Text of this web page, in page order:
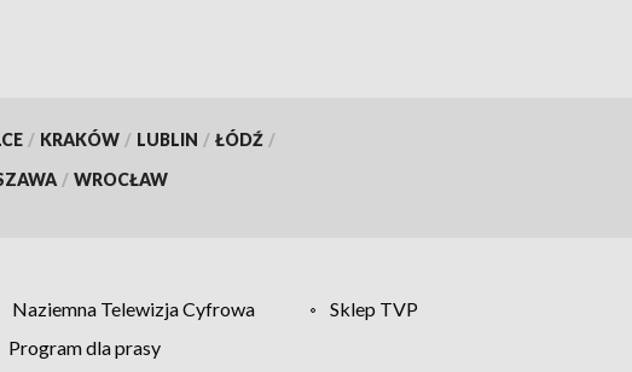
/ KRAKÓW / LUBLIN / ŁÓDŹ /
/ WROCŁAW
Naziemna Telewizja Cyfrowa
Sklep TVP
Program dla prasy